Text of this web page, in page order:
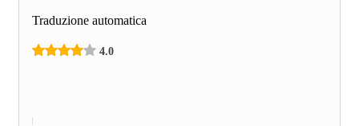
Traduzione automatica
4.0